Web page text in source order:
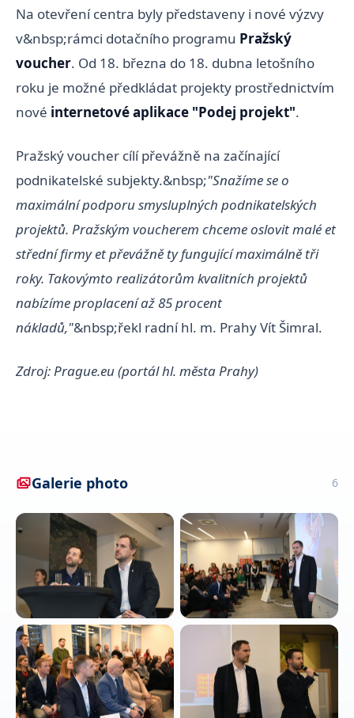
Na otevření centra byly představeny i nové výzvy
v&nbsp;rámci dotačního programu Pražský
voucher. Od 18. března do 18. dubna letošního
roku je možné předkládat projekty prostřednictvím
nové internetové aplikace "Podej projekt".
Pražský voucher cílí převážně na začínající
podnikatelské subjekty.&nbsp;"Snažíme se o
maximální podporu smysluplných podnikatelských
projektů. Pražským voucherem chceme oslovit malé et
střední firmy et převážně ty fungující maximálně tři
roky. Takovýmto realizátorům kvalitních projektů
nabízíme proplacení až 85 procent
nákladů,"&nbsp;řekl radní hl. m. Prahy Vít Šimral.
Zdroj: Prague.eu (portál hl. města Prahy)
Galerie photo 6